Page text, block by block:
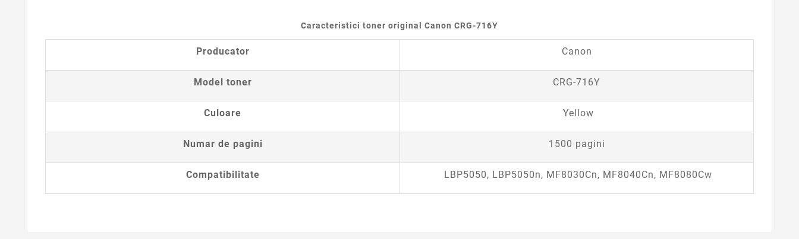
Caracteristici toner original Canon CRG-716Y
Producator Canon
Model toner CRG-716Y
Culoare Yellow
Numar de pagini 1500 pagini
Compatibilitate LBP5050, LBP5050n, MF8030Cn, MF8040Cn, MF8080Cw